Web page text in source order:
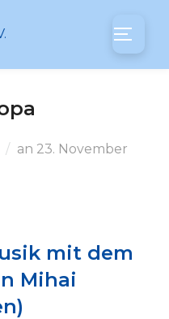
an Veröffentlicht
23. November
mit dem
Mihai